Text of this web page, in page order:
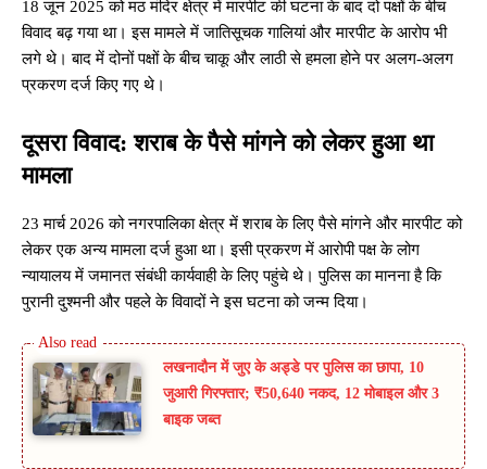
18 जून 2025 को मठ मंदिर क्षेत्र में मारपीट की घटना के बाद दो पक्षों के बीच
विवाद बढ़ गया था। इस मामले में जातिसूचक गालियां और मारपीट के आरोप भी
लगे थे। बाद में दोनों पक्षों के बीच चाकू और लाठी से हमला होने पर अलग-अलग
प्रकरण दर्ज किए गए थे।
दूसरा विवाद: शराब के पैसे मांगने को लेकर हुआ था
मामला
23 मार्च 2026 को नगरपालिका क्षेत्र में शराब के लिए पैसे मांगने और मारपीट को
लेकर एक अन्य मामला दर्ज हुआ था। इसी प्रकरण में आरोपी पक्ष के लोग
न्यायालय में जमानत संबंधी कार्यवाही के लिए पहुंचे थे। पुलिस का मानना है कि
पुरानी दुश्मनी और पहले के विवादों ने इस घटना को जन्म दिया।
लखनादौन में जुए के अड्डे पर पुलिस का छापा, 10
जुआरी गिरफ्तार; ₹50,640 नकद, 12 मोबाइल और 3
बाइक जब्त